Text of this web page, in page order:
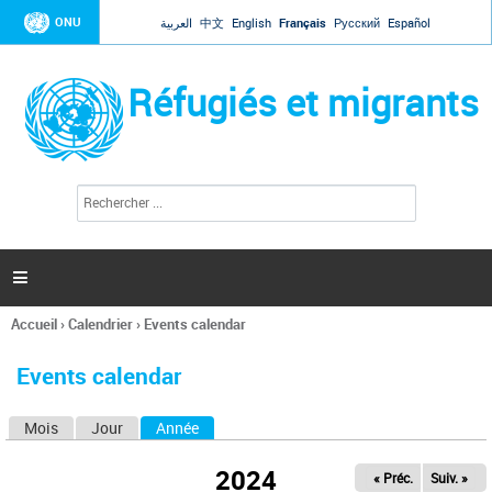
Jump to navigation
ONU العربية 中文 English Français Русский Español
Réfugiés et migrants
l
c
h
e

Vous
ici
Accueil›Calendrier› Events calendar
Events calendar
Mois Jour Année
2024 « Préc. Suiv. »